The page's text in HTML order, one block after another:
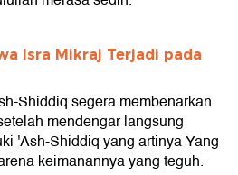
Isra Mikraj Terjadi pada
Shiddiq segera membenarkan
mendengar langsung
'Ash-Shiddiq yang artinya Yang
keimanannya yang teguh.